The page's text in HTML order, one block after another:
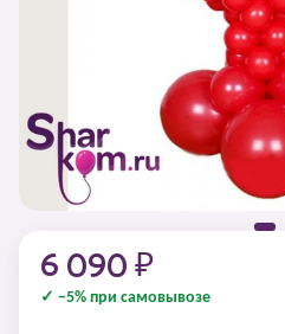
6 090 ₽
✓ −5% при самовывозе